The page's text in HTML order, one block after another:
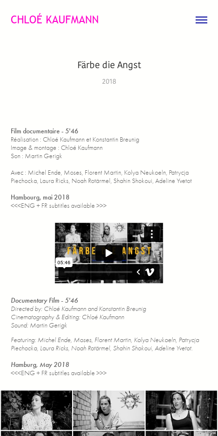
CHLOÉ KAUFMANN
Färbe die Angst
2018
Film documentaire - 5'46
Réalisation : Chloé Kaufmann et Konstantin Breunig
Image & montage : Chloé Kaufmann
Son : Martin Gerigk
Avec : Michel Ende, Moses, Florent Martin, Kolya Neukoeln, Patrycja
Piechocka, Laura Ricks, Noah Rotärmel, Shahin Shokoui, Adeline Yvetot
Hambourg, mai 2018
<<<ENG + FR subtitles available >>>
Documentary Film - 5'46
Directed by: Chloé Kaufmann and Konstantin Breunig
Cinematography & Editing: Chloé Kaufmann
Sound: Martin Gerigk
Featuring: Michel Ende, Moses, Florent Martin, Kolya Neukoeln, Patrycja
Piechocka, Laura Ricks, Noah Rotärmel, Shahin Shokoui, Adeline Yvetot.
Hamburg, May 2018
<<<ENG + FR subtitles available >>>